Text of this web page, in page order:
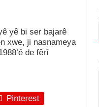
yê bi ser bajarê
xwe, ji nasnameya
de fêrî
Pinterest